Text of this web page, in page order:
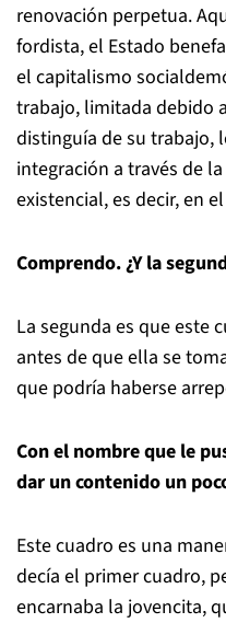
renovación perpetua.
fordista, el Estado
el capitalismo
trabajo, limitada debido
distinguía de su trabajo,
integración a través de
existencial, es decir, en
Comprendo. ¿Y la
La segunda es que este
antes de que ella se
que podría haberse
Con el nombre que le
dar un contenido un
Este cuadro es una
decía el primer cuadro,
encarnaba la jovencita,